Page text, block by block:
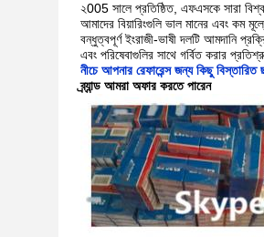
২005 সালে প্রতিষ্ঠিত, এফএসকে সারা
আমাদের বিয়ারিংগুলি ভাল মানের এবং কম
বন্ধুত্বপূর্ণ ইংরাজী-ভাষী দলটি আমদানি
এবং পরিষেবাগুলির সাথে গর্বিত করার
নীচে আপনার রেফারেন্স জন্য কিছু বিস্তারিত
ব্র্যান্ড আমরা অফার করতে পারেন